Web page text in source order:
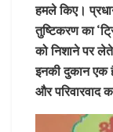
हमले किए।
तुष्टिकरण का
को निशाने पर
इनकी दुकान एक
और परिवारवाद